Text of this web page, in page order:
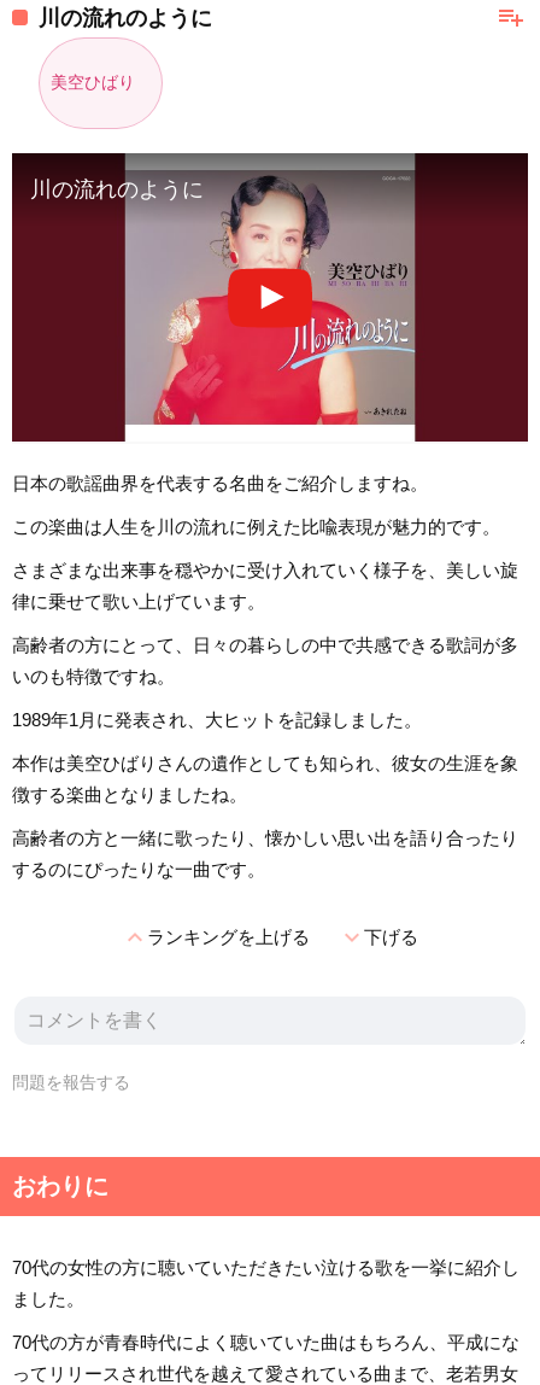
playlist_add
川の流れのように
美空ひばり
川の流れのように
日本の歌謡曲界を代表する名曲をご紹介しますね。
この楽曲は人生を川の流れに例えた比喩表現が魅力的です。
さまざまな出来事を穏やかに受け入れていく様子を、美しい旋
律に乗せて歌い上げています。
高齢者の方にとって、日々の暮らしの中で共感できる歌詞が多
いのも特徴ですね。
1989年1月に発表され、大ヒットを記録しました。
本作は美空ひばりさんの遺作としても知られ、彼女の生涯を象
徴する楽曲となりましたね。
高齢者の方と一緒に歌ったり、懐かしい思い出を語り合ったり
するのにぴったりな一曲です。
expand_lessランキングを上げる expand_more下げる
問題を報告する
おわりに
70代の女性の方に聴いていただきたい泣ける歌を一挙に紹介し
ました。
70代の方が青春時代によく聴いていた曲はもちろん、平成にな
ってリリースされ世代を越えて愛されている曲まで、老若男女